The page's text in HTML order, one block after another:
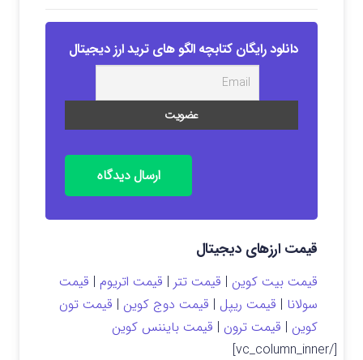
دانلود رایگان کتابچه الگو های ترید ارز دیجیتال
ارسال دیدگاه
قیمت ارزهای دیجیتال
قیمت بیت کوین | قیمت تتر | قیمت اتریوم | قیمت
سولانا | قیمت ریپل | قیمت دوج کوین | قیمت تون
کوین | قیمت ترون | قیمت بایننس کوین
[/vc_column_inner]